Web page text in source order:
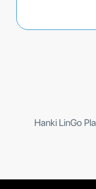
Hanki LinGo